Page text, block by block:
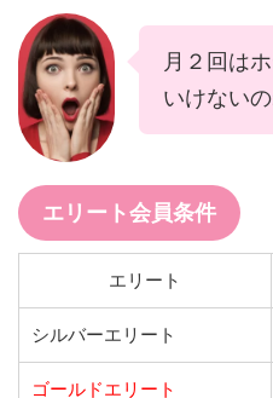
月２回は
いけない
エリート会員条件
エリート
シルバーエリート
ゴールドエリート